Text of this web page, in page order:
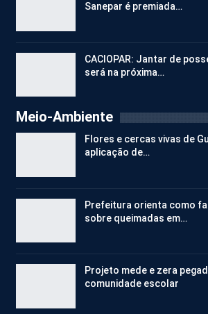
Sanepar é premiada…
CACIOPAR: Jantar de
será na próxima…
Meio-Ambiente
Flores e cercas vivas de
aplicação de…
Prefeitura orienta como
sobre queimadas em…
Projeto mede e zera
comunidade escolar